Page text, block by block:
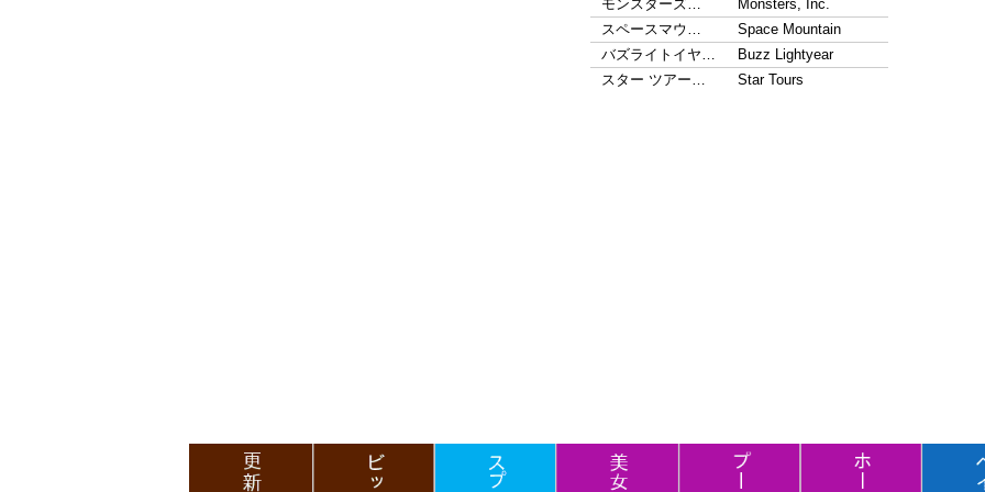
モンスターズ…
Monsters, Inc.
スペースマウ…
Space Mountain
バズライトイヤ…
Buzz Lightyear
スター ツアー…
Star Tours